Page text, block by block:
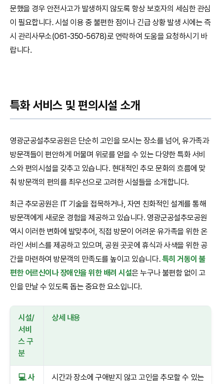
문했을 경우 안전사고가 발생하지 않도록 항상 보호자의 세심한 관심
이 필요합니다. 시설 이용 중 불편한 점이나 긴급 상황 발생 시에는 즉
시 관리사무소(061-350-5678)로 연락하여 도움을 요청하시기 바
랍니다.
특화 서비스 및 편의시설 소개
영광군공설추모공원은 단순히 고인을 모시는 장소를 넘어, 유가족과
방문객들이 편안하게 머물며 위로를 얻을 수 있는 다양한 특화 서비
스와 편의시설을 갖추고 있습니다. 현대적인 추모 문화의 흐름에 맞
춰 방문객의 편의를 최우선으로 고려한 시설들을 소개합니다.
최근 추모공원은 IT 기술을 접목하거나, 자연 친화적인 설계를 통해
방문객에게 새로운 경험을 제공하고 있습니다. 영광군공설추모공원
역시 이러한 변화에 발맞추어, 직접 방문이 어려운 유가족을 위한 온
라인 서비스를 제공하고 있으며, 공원 곳곳에 휴식과 사색을 위한 공
간을 마련하여 방문객의 만족도를 높이고 있습니다. 특히 거동이 불
편한 어르신이나 장애인을 위한 배려 시설은 누구나 불편함 없이 고
인을 만날 수 있도록 돕는 중요한 요소입니다.
시설/
서비
스 구
분
상세 내용
💻 사
시간과 장소에 구애받지 않고 고인을 추모할 수 있는